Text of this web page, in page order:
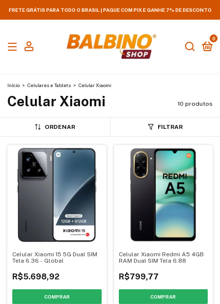
FRETE GRÁTIS PARA TODO O BRASIL | PAGUE COM PIX E GANHE 7% DE DESCONTO
0
Início > Celulares e Tablets > Celular Xiaomi
Celular Xiaomi 10 produtos
ORDENAR FILTRAR
Celular Xiaomi 15 5G Dual SIM
Tela 6.36 - Global
R$5.698,92
COMPRAR
Celular Xiaomi Redmi A5 4GB
RAM Dual SIM Tela 6.88
R$799,77
COMPRAR